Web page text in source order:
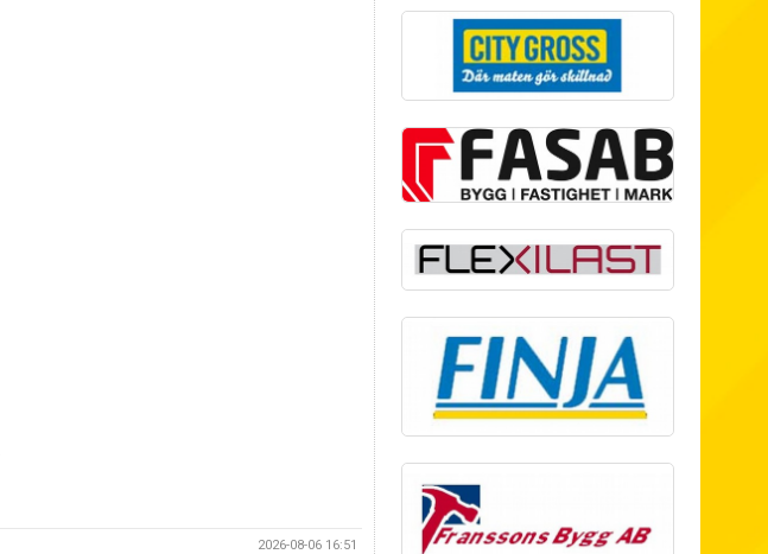
2026-08-06 16:51